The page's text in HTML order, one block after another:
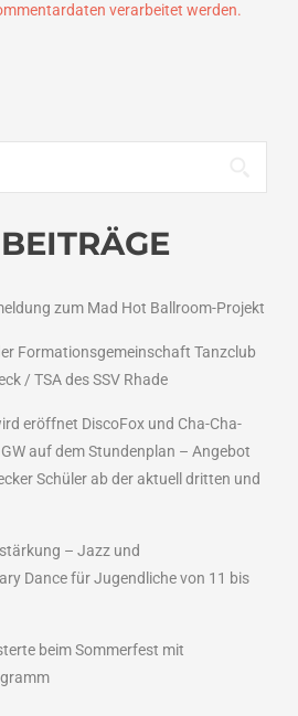
verarbeitet werden.
zum Mad Hot Ballroom-Projekt
Formationsgemeinschaft Tanzclub
/ TSA des SSV Rhade
eröffnet DiscoFox und Cha-Cha-
auf dem Stundenplan – Angebot
Schüler ab der aktuell dritten und
– Jazz und
Dance für Jugendliche von 11 bis
beim Sommerfest mit